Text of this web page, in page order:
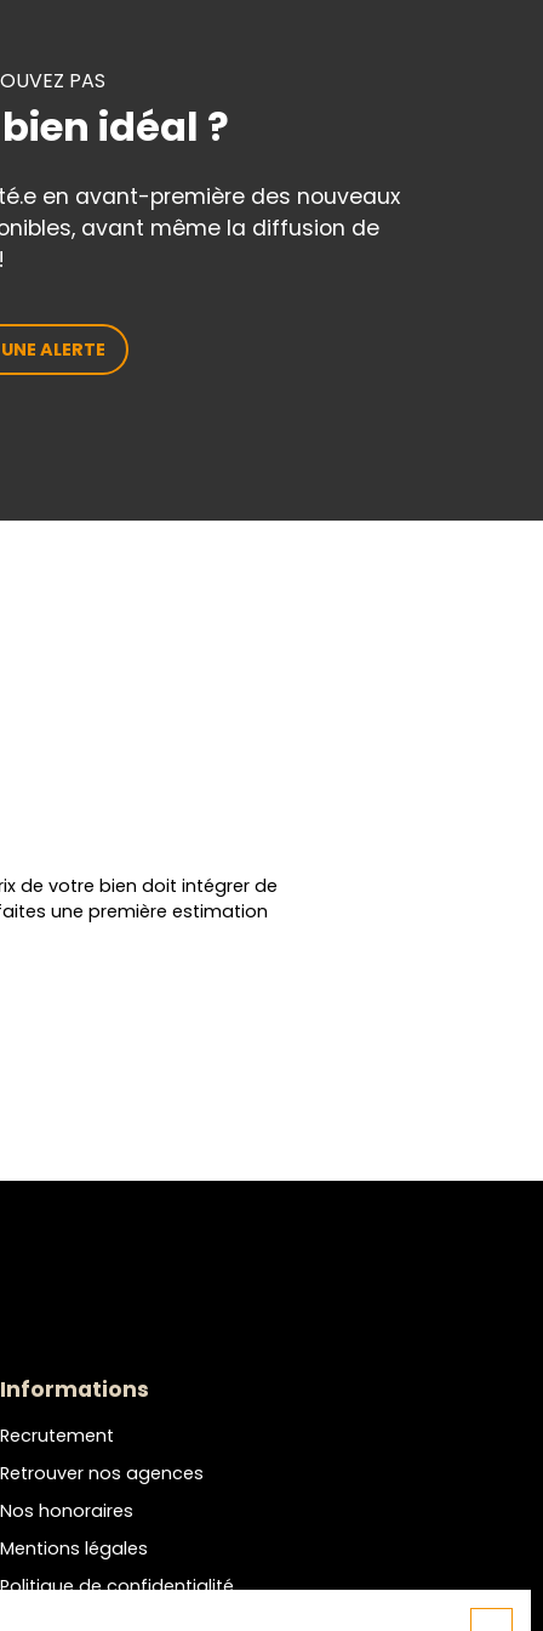
PAS
idéal ?
en avant-première des nouveaux
avant même la diffusion de
ALERTE
de votre bien doit intégrer de
une première estimation
Informations
Recrutement
Retrouver nos agences
Nos honoraires
Mentions légales
Politique de confidentialité